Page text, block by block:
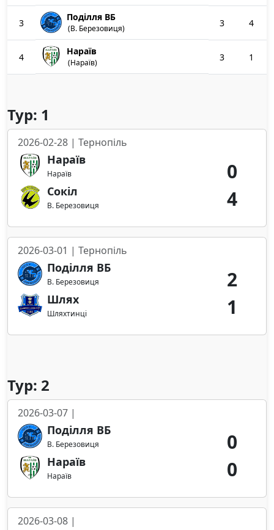
3
Поділля ВБ
(В. Березовиця) 3 4
4
Нараїв
(Нараїв) 3 1
Тур: 1
2026-02-28 | Тернопіль
Нараїв
Нараїв
Сокіл
В. Березовиця
0
4
2026-03-01 | Тернопіль
Поділля ВБ
В. Березовиця
Шлях
Шляхтинці
2
1
Тур: 2
2026-03-07 |
Поділля ВБ
В. Березовиця
Нараїв
Нараїв
0
0
2026-03-08 |